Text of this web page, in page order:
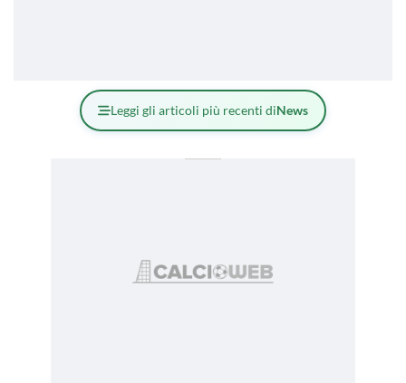
Leggi gli articoli più recenti diNews